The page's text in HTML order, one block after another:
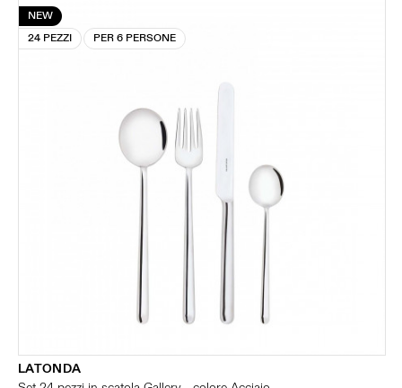
NEW
24 PEZZI
PER 6 PERSONE
LATONDA